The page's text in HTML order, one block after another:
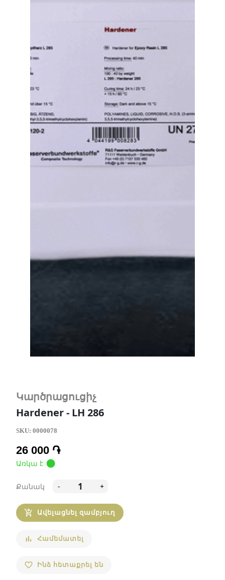
Կարծրացուցիչ
Hardener - LH 286
SKU: 0000078
26 000 ֏
Առկա է circle
Քանակ - +
add_shopping_cart Ավելացնել զամբյուղ
bar_chart Համեմատել
favorite_border Ինձ հետաքրել են